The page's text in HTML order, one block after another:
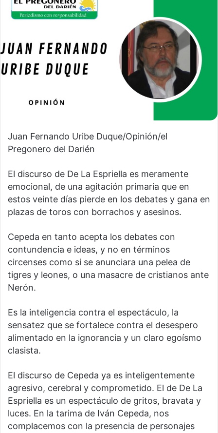
Juan Fernando Uribe Duque/Opinión/el
Pregonero del Darién
El discurso de De La Espriella es meramente
emocional, de una agitación primaria que en
estos veinte días pierde en los debates y gana en
plazas de toros con borrachos y asesinos.
Cepeda en tanto acepta los debates con
contundencia e ideas, y no en términos
circenses como si se anunciara una pelea de
tigres y leones, o una masacre de cristianos ante
Nerón.
Es la inteligencia contra el espectáculo, la
sensatez que se fortalece contra el desespero
alimentado en la ignorancia y un claro egoísmo
clasista.
El discurso de Cepeda ya es inteligentemente
agresivo, cerebral y comprometido. El de De La
Espriella es un espectáculo de gritos, bravata y
luces. En la tarima de Iván Cepeda, nos
complacemos con la presencia de personajes